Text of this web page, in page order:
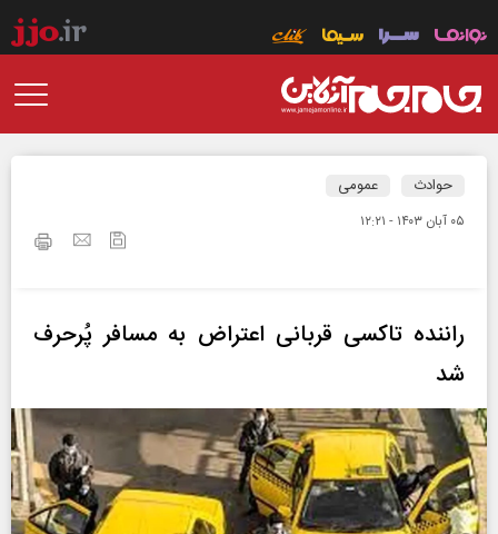
حوادث عمومی
۰۵ آبان ۱۴۰۳ - ۱۲:۲۱
راننده تاکسی قربانی اعتراض به مسافر پُرحرف
شد